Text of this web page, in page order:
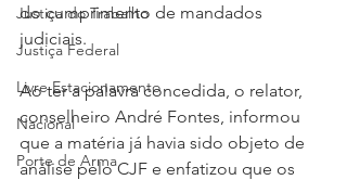
Justiça do Trabalho
Justiça Federal
Livre Estacionamento
Nacional
Porte de Arma
do cumprimento de mandados
judiciais.
Ao ter a palavra concedida, o relator,
conselheiro André Fontes, informou
que a matéria já havia sido objeto de
análise pelo CJF e enfatizou que os